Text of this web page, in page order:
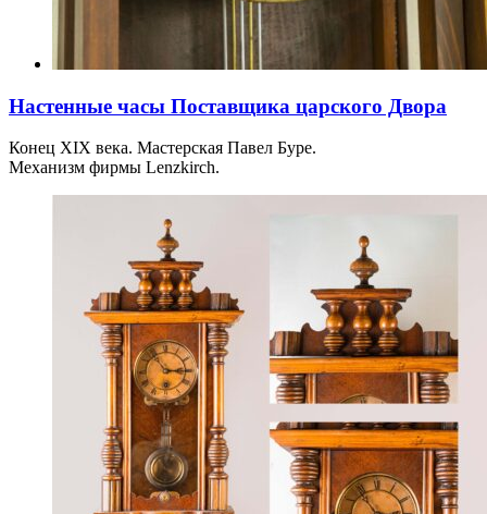
Настенные часы Поставщика царского Двора
Конец XIX века. Мастерская Павел Буре.
Механизм фирмы Lenzkirch.